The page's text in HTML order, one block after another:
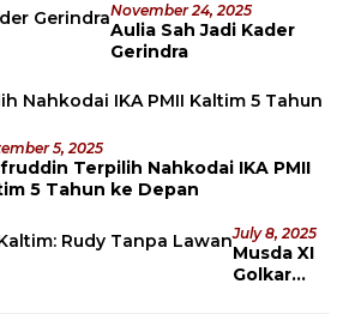
November 24, 2025
Aulia Sah Jadi Kader
Gerindra
5, 2025
Terpilih Nahkodai IKA PMII
5 Tahun ke Depan
July 8, 2025
Musda XI
Golkar